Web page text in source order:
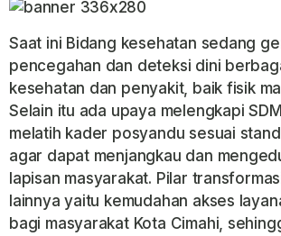
Saat ini Bidang kesehatan sedang
pencegahan dan deteksi dini
kesehatan dan penyakit, baik fisik
Selain itu ada upaya melengkapi
melatih kader posyandu sesuai
agar dapat menjangkau dan
lapisan masyarakat. Pilar
lainnya yaitu kemudahan akses
bagi masyarakat Kota Cimahi,